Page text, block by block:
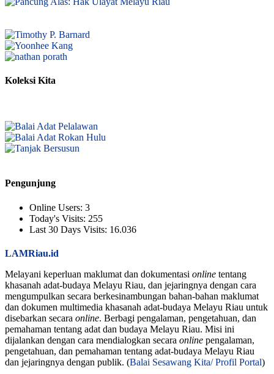
Koleksi Kita
Pengunjung
Online Users: 3
Today's Visits: 255
Last 30 Days Visits: 16.036
LAMRiau.id
Melayani keperluan maklumat dan dokumentasi online tentang
khasanah adat-budaya Melayu Riau, dan jejaringnya dengan cara
mengumpulkan secara berkesinambungan bahan-bahan maklumat
dan dokumen multimedia khasanah adat-budaya Melayu Riau untuk
disebarkan secara online. Berbagi pengalaman, pengetahuan, dan
pemahaman tentang adat dan budaya Melayu Riau. Misi ini
dijalankan dengan cara mendialogkan secara online pengalaman,
pengetahuan, dan pemahaman tentang adat-budaya Melayu Riau
dan jejaringnya dengan publik. (Balai Sesawang Kita/ Profil Portal)